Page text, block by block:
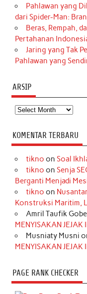
Pahlawan yang
dari Spider-Man:
Beras, Rempah,
Pertahanan
Jaring yang Tak
Pahlawan yang
ARSIP
Arsip
KOMENTAR TERBARU
tikno on Soal
tikno on Senja
Berganti Menjadi
tikno on
Konstruksi Maritim,
Amril Taufik
MENYISAKAN JEJAK
Musniaty Musni
MENYISAKAN JEJAK
PAGE RANK CHECKER